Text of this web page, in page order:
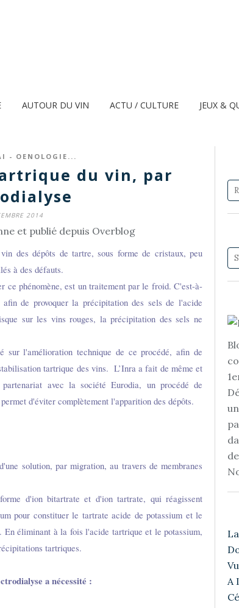
AUTOUR DU VIN ACTU / CULTURE JEUX &
- OENOLOGIE...
du vin, par
2014
et publié depuis Overblog
des dépôts de tartre, sous forme de cristaux, peu
à des défauts.
phénomène, est un traitement par le froid. C'est-à-
de provoquer la précipitation des sels de l'acide
sur les vins rouges, la précipitation des sels ne
sur l'amélioration technique de ce procédé, afin de
tartrique des vins. L’Inra a fait de même et
avec la société Eurodia, un procédé de
d'éviter complètement l'apparition des dépôts.
solution, par migration, au travers de membranes
d'ion bitartrate et d'ion tartrate, qui réagissent
pour constituer le tartrate acide de potassium et le
En éliminant à la fois l'acide tartrique et le potassium,
tartriques.
a nécessité :
A